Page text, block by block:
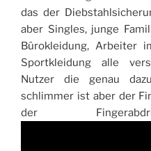
das der
aber Singles, junge
Bürokleidung, Arbeiter
Sportkleidung alle
Nutzer die genau
schlimmer ist aber der
der